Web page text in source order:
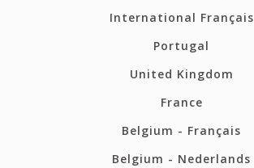
International Français
Portugal
United Kingdom
France
Belgium - Français
Belgium - Nederlands